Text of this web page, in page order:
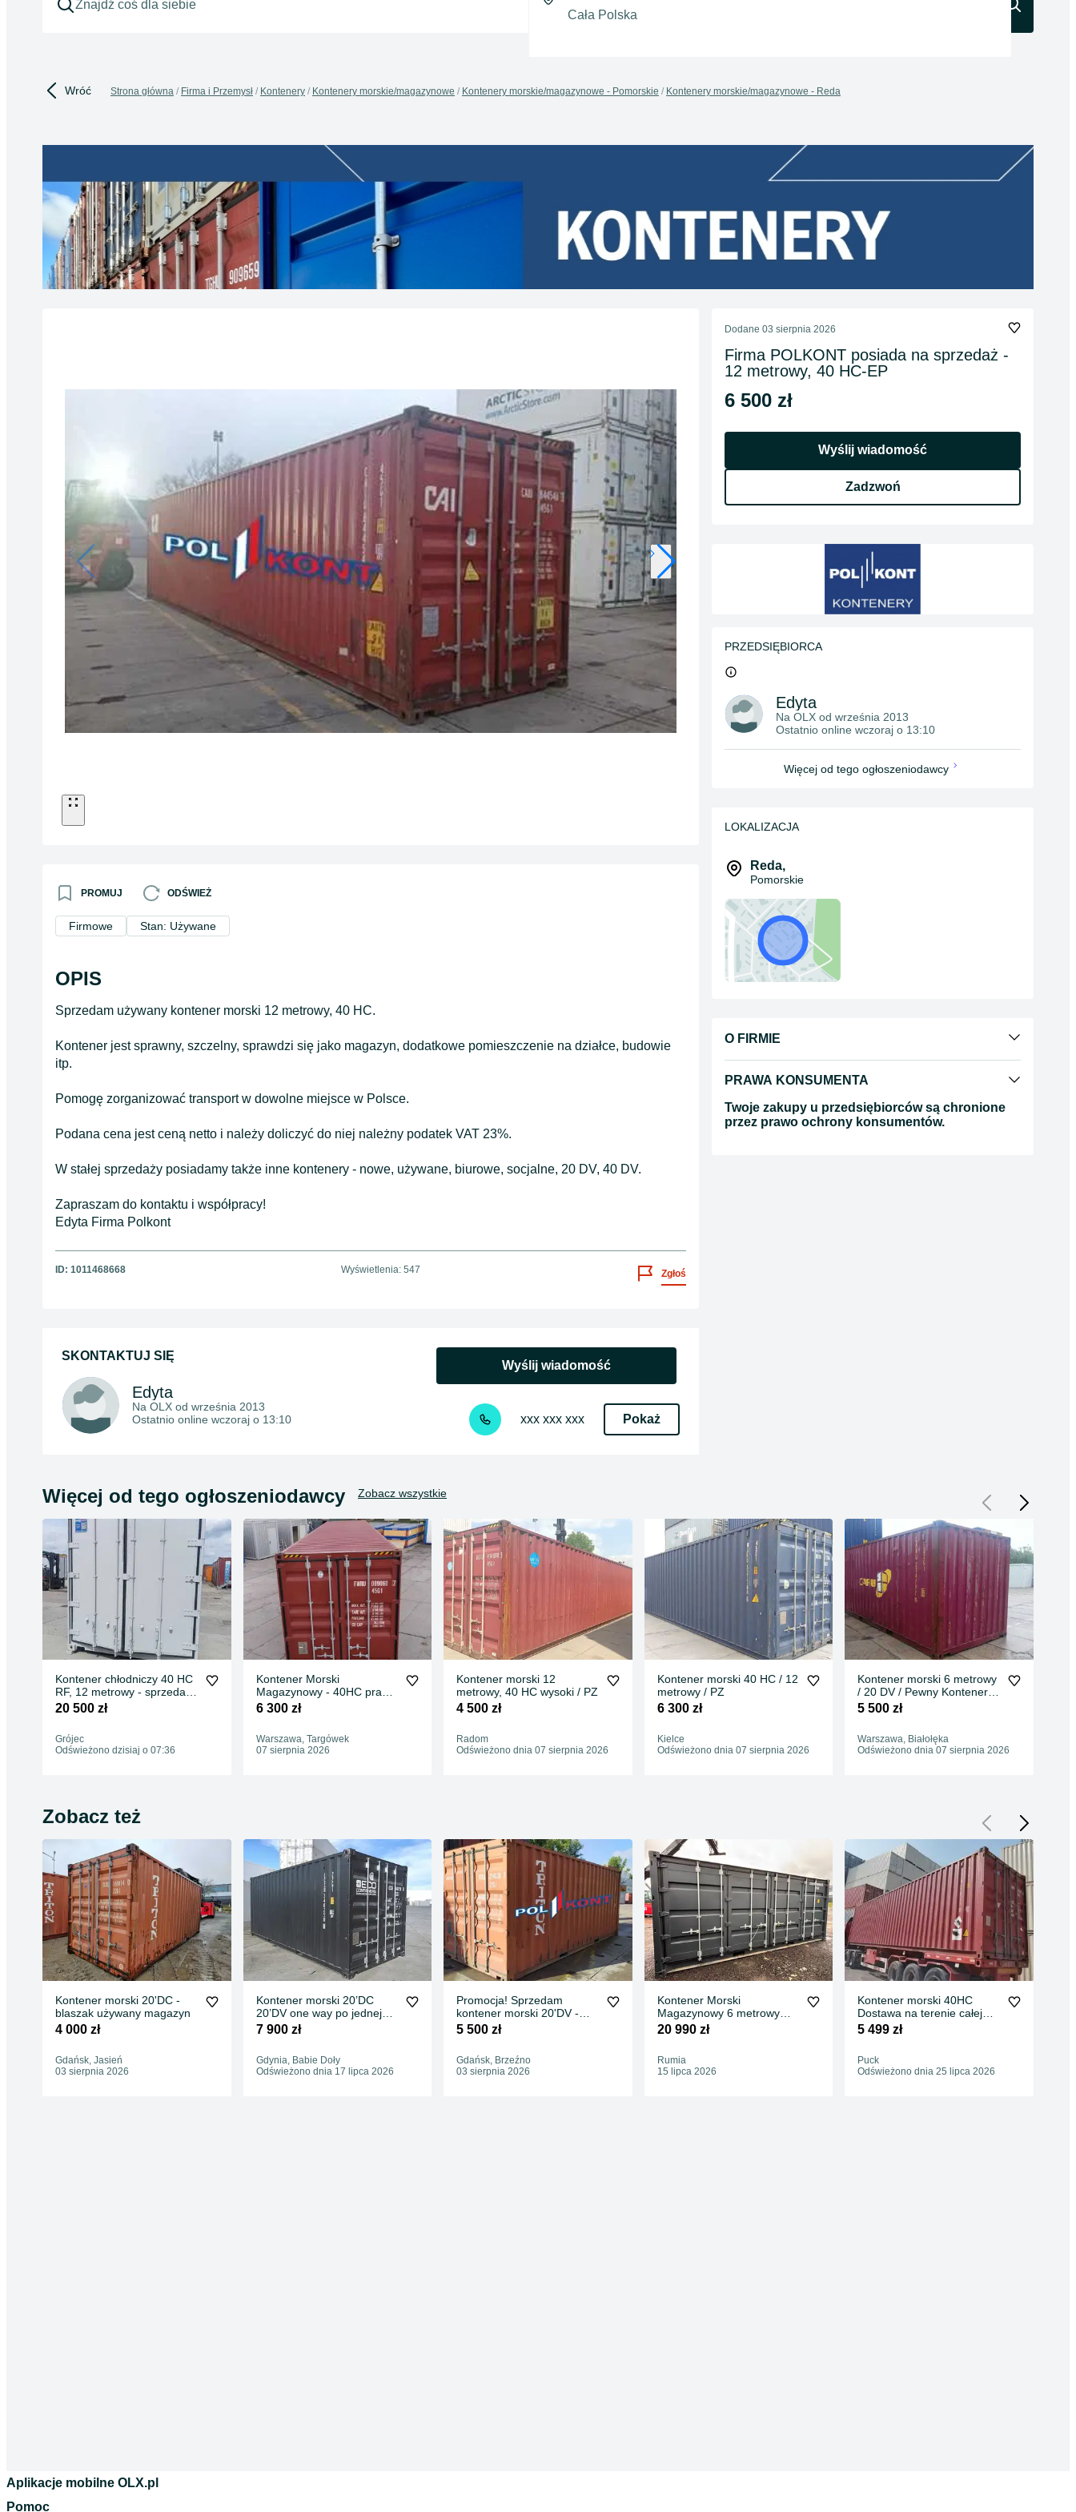
Wróć Strona główna Firma i Przemysł Kontenery Kontenery morskie/magazynowe Kontenery morskie/magazynowe - Pomorskie Kontenery morskie/magazynowe - Reda
PROMUJ ODŚWIEŻ
Firmowe Stan: Używane
OPIS
Sprzedam używany kontener morski 12 metrowy, 40 HC.
Kontener jest sprawny, szczelny, sprawdzi się jako magazyn, dodatkowe pomieszczenie na działce, budowie
itp.
Pomogę zorganizować transport w dowolne miejsce w Polsce.
Podana cena jest ceną netto i należy doliczyć do niej należny podatek VAT 23%.
W stałej sprzedaży posiadamy także inne kontenery - nowe, używane, biurowe, socjalne, 20 DV, 40 DV.
Zapraszam do kontaktu i współpracy!
Edyta Firma Polkont
ID: 1011468668 Wyświetlenia: 547 Zgłoś
SKONTAKTUJ SIĘ
Edyta
Na OLX od września 2013
Ostatnio online wczoraj o 13:10
Wyślij wiadomość
xxx xxx xxx Pokaż
Dodane 03 sierpnia 2026
Firma POLKONT posiada na sprzedaż -
12 metrowy, 40 HC-EP
6 500 zł
Wyślij wiadomość
Zadzwoń
PRZEDSIĘBIORCA
Edyta
Na OLX od września 2013
Ostatnio online wczoraj o 13:10
Więcej od tego ogłoszeniodawcy
LOKALIZACJA
Reda,
Pomorskie
O FIRMIE
PRAWA KONSUMENTA
Twoje zakupy u przedsiębiorców są chronione
przez prawo ochrony konsumentów.
Więcej od tego ogłoszeniodawcy Zobacz wszystkie
Kontener chłodniczy 40 HC
RF, 12 metrowy - sprzedam,
POLKONT - PZ
20 500 zł
Grójec
Odświeżono dzisiaj o 07:36
Kontener Morski
Magazynowy - 40HC prawie
jak nowy rok produkcji
6 300 zł
Warszawa, Targówek
07 sierpnia 2026
Kontener morski 12
metrowy, 40 HC wysoki / PZ
4 500 zł
Radom
Odświeżono dnia 07 sierpnia 2026
Kontener morski 40 HC / 12
metrowy / PZ
6 300 zł
Kielce
Odświeżono dnia 07 sierpnia 2026
Kontener morski 6 metrowy
/ 20 DV / Pewny Kontener /
PZ
5 500 zł
Warszawa, Białołęka
Odświeżono dnia 07 sierpnia 2026
Zobacz też
Kontener morski 20'DC -
blaszak używany magazyn
4 000 zł
Gdańsk, Jasień
03 sierpnia 2026
Kontener morski 20’DC
20’DV one way po jednej
podróży morskiej magazyn
7 900 zł
Gdynia, Babie Doły
Odświeżono dnia 17 lipca 2026
Promocja! Sprzedam
kontener morski 20'DV -
używany /EP
5 500 zł
Gdańsk, Brzeźno
03 sierpnia 2026
Kontener Morski
Magazynowy 6 metrowy
20DC Nowy Promocja
20 990 zł
Rumia
15 lipca 2026
Kontener morski 40HC
Dostawa na terenie całej
Polski
5 499 zł
Puck
Odświeżono dnia 25 lipca 2026
Aplikacje mobilne OLX.pl
Pomoc